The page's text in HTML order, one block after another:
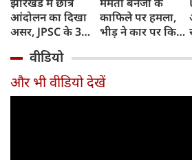
आंदोलन का दिखा
असर, JPSC के 3
इस्‍तीफा, प्रदर्शन को
लेकर क्या बोले CM
हेमंत सोरेन?
काफिले पर हमला,
भीड़ ने कार पर किया
पुलिस पर लगा यह
आरोप
वीडियो
और भी वीडियो देखें